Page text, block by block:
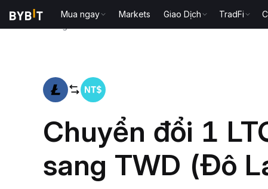
Mua ngay Markets Giao Dịch TradFi
Chuyển đổi 1
sang TWD (Đô